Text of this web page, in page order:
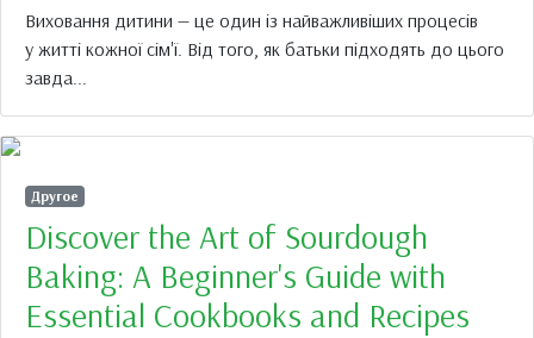
Виховання дитини — це один із найважливіших процесів
у житті кожної сім'ї. Від того, як батьки підходять до цього
завда...
Другое
Discover the Art of Sourdough
Baking: A Beginner's Guide with
Essential Cookbooks and Recipes